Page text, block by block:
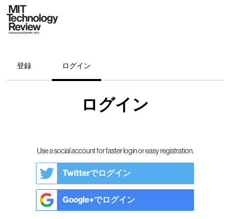
登録 ログイン
ログイン
Use a social account for faster login or easy registration.
Twitterでログイン
Google+でログイン